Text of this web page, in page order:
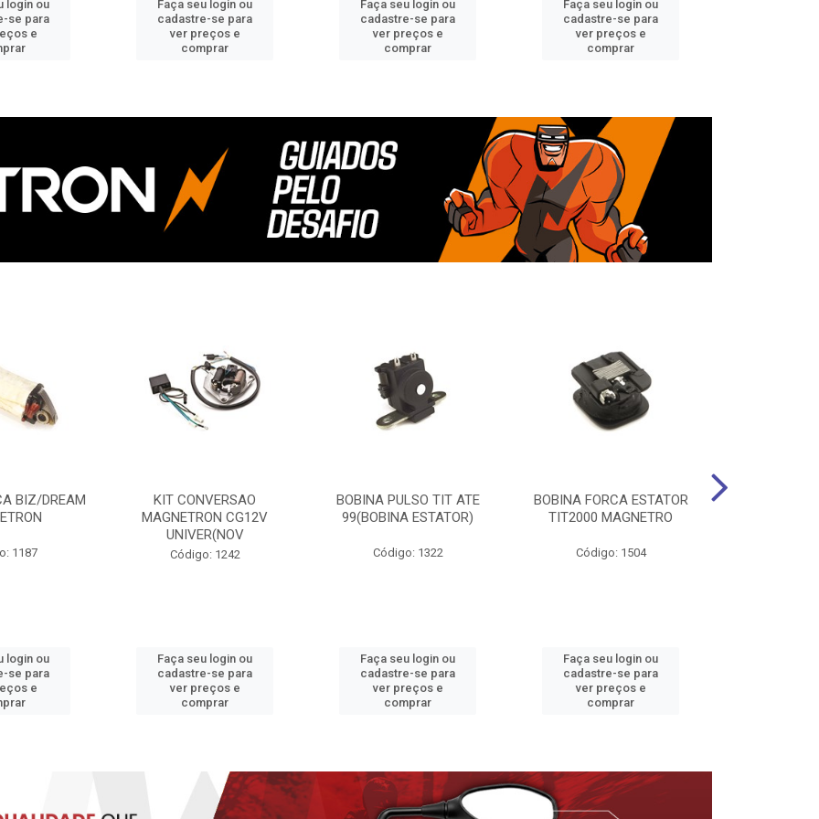
login ou
se para
e
Faça seu login ou
cadastre-se para
ver preços e
comprar
Faça seu login ou
cadastre-se para
ver preços e
comprar
Faça seu login ou
cadastre-se para
ver preços e
comprar
BIZ/DREAM
1187
login ou
se para
e
KIT CONVERSAO
MAGNETRON CG12V
UNIVER(NOV
Código: 1242
Faça seu login ou
cadastre-se para
ver preços e
comprar
BOBINA PULSO TIT ATE
99(BOBINA ESTATOR)
Código: 1322
Faça seu login ou
cadastre-se para
ver preços e
comprar
BOBINA FORCA ESTATOR
TIT2000 MAGNETRO
Código: 1504
Faça seu login ou
cadastre-se para
ver preços e
comprar